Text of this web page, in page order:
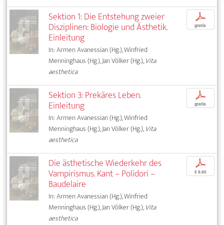
Sektion 1: Die Entstehung zweier
Disziplinen: Biologie und Ästhetik.
Einleitung
In: Armen Avanessian (Hg.), Winfried
Menninghaus (Hg.), Jan Völker (Hg.),Vita
aesthetica
p
gratis
Sektion 3: Prekäres Leben.
Einleitung
In: Armen Avanessian (Hg.), Winfried
Menninghaus (Hg.), Jan Völker (Hg.),Vita
aesthetica
p
gratis
Die ästhetische Wiederkehr des
Vampirismus. Kant – Polidori –
Baudelaire
In: Armen Avanessian (Hg.), Winfried
Menninghaus (Hg.), Jan Völker (Hg.),Vita
aesthetica
p
€ 9,95